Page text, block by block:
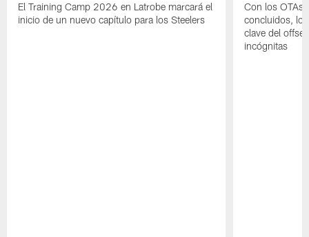
El Training Camp 2026 en Latrobe marcará el
inicio de un nuevo capítulo para los Steelers
Con los OTAs
concluidos,
clave del
incógnitas